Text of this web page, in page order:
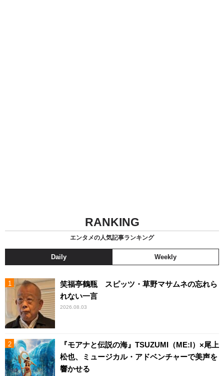
RANKING
エンタメの人気記事ランキング
Daily Weekly
笑福亭鶴瓶 スピッツ・草野マサムネの忘れら
れない一言
2026.08.03
『モアナと伝説の海』TSUZUMI（ME:I）×尾上
松也、ミュージカル・アドベンチャーで美声を
響かせる